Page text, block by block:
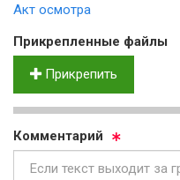
Акт осмотра
Прик­реп­лен­ные фай­лы
Прикрепить
Ком­мен­та­рий